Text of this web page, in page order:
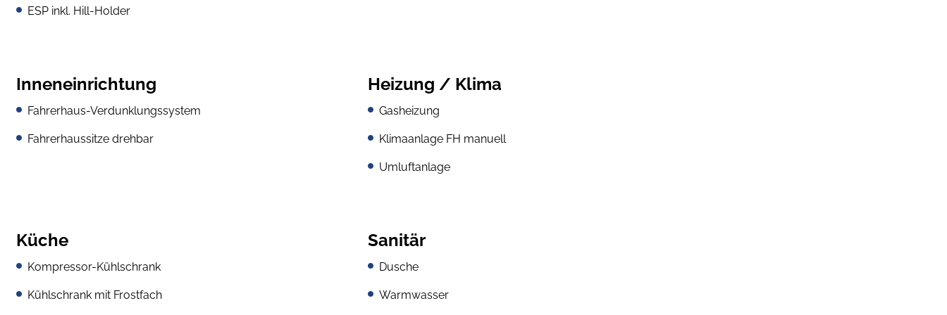
ESP inkl. Hill-Holder
Inneneinrichtung
Fahrerhaus-Verdunklungssystem
Fahrerhaussitze drehbar
Heizung / Klima
Gasheizung
Klimaanlage FH manuell
Umluftanlage
Küche
Kompressor-Kühlschrank
Kühlschrank mit Frostfach
Sanitär
Dusche
Warmwasser